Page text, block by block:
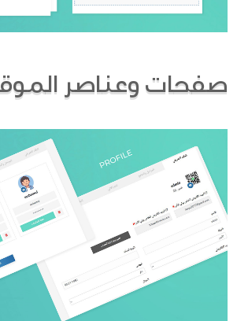
صفحات وعناصر